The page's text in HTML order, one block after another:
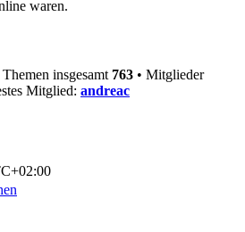
waren.
Themen insgesamt 763 • Mitglieder
Mitglied: andreac